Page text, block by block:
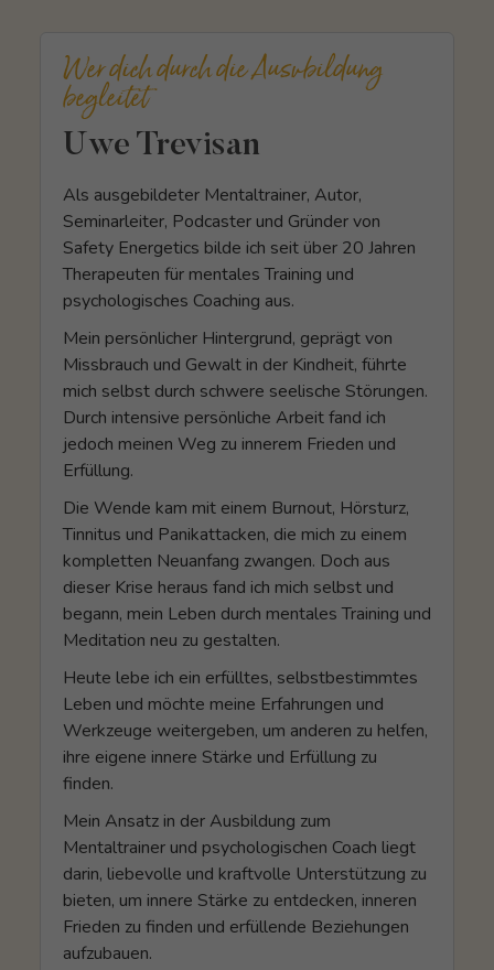
Wer dich durch die Ausvbildung
begleitet
Uwe Trevisan
Als ausgebildeter Mentaltrainer, Autor,
Seminarleiter, Podcaster und Gründer von
Safety Energetics bilde ich seit über 20 Jahren
Therapeuten für mentales Training und
psychologisches Coaching aus.
Mein persönlicher Hintergrund, geprägt von
Missbrauch und Gewalt in der Kindheit, führte
mich selbst durch schwere seelische Störungen.
Durch intensive persönliche Arbeit fand ich
jedoch meinen Weg zu innerem Frieden und
Erfüllung.
Die Wende kam mit einem Burnout, Hörsturz,
Tinnitus und Panikattacken, die mich zu einem
kompletten Neuanfang zwangen. Doch aus
dieser Krise heraus fand ich mich selbst und
begann, mein Leben durch mentales Training und
Meditation neu zu gestalten.
Heute lebe ich ein erfülltes, selbstbestimmtes
Leben und möchte meine Erfahrungen und
Werkzeuge weitergeben, um anderen zu helfen,
ihre eigene innere Stärke und Erfüllung zu
finden.
Mein Ansatz in der Ausbildung zum
Mentaltrainer und psychologischen Coach liegt
darin, liebevolle und kraftvolle Unterstützung zu
bieten, um innere Stärke zu entdecken, inneren
Frieden zu finden und erfüllende Beziehungen
aufzubauen.